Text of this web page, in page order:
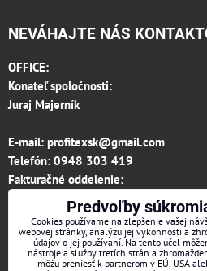
NEVÁHAJTE NÁS
OFFICE:
Konateľ spoločnosti:
Juraj Majerník
E-mail: profitexsk@gmail.com
Telefón: 0948 303 419
Fakturačné oddelenie:
invoice.profitexsk@gmail.com
IČO: 36313157
IČ DPH: SK 2020182615
Firma je zapísaná v obchodnom
Predvoľby
Cookies používame na zlepšenie vašej
webovej stránky, analýzu jej výkonnosti a
údajov o jej používaní. Na tento účel
nástroje a služby tretích strán a
môžu preniesť k partnerom v EÚ, USA